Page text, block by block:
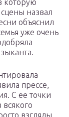
которую
назвал
объяснил
уже очень
прессе,
С ее точки
взгляды